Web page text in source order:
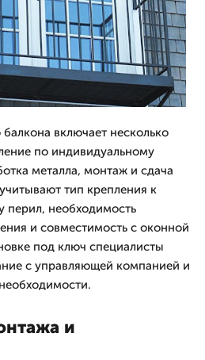
включает несколько
по индивидуальному
металла, монтаж и сдача
тип крепления к
перил, необходимость
и совместимость с оконной
под ключ специалисты
с управляющей компанией и
и